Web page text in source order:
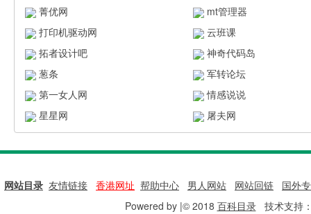
菁优网
mt管理器
打印机驱动网
云班课
拓者设计吧
神奇代码岛
葱条
军转论坛
第一女人网
情感说说
星星网
屠夫网
网站目录 友情链接 香港网址 帮助中心 男人网站 网站回链
国外
Powered by |© 2018 百科目录技术支持